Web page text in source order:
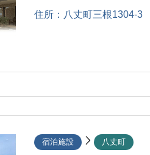
住所： 八丈町三根1304-3
宿泊施設 八丈町